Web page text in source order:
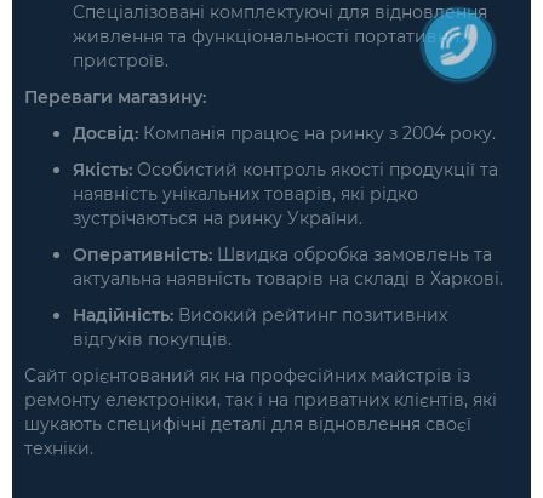
Спеціалізовані комплектуючі для відновлення
живлення та функціональності портативних
пристроїв.
Переваги магазину:
Досвід: Компанія працює на ринку з 2004 року.
Якість: Особистий контроль якості продукції та
наявність унікальних товарів, які рідко
зустрічаються на ринку України.
Оперативність: Швидка обробка замовлень та
актуальна наявність товарів на складі в Харкові.
Надійність: Високий рейтинг позитивних
відгуків покупців.
Сайт орієнтований як на професійних майстрів із
ремонту електроніки, так і на приватних клієнтів, які
шукають специфічні деталі для відновлення своєї
техніки.